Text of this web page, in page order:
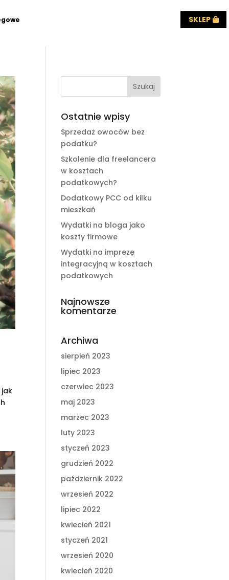
SKLEP
Ostatnie wpisy
Sprzedaż owoców bez
podatku?
Szkolenie dla freelancera
w kosztach
podatkowych?
Dodatkowy PCC od kilku
mieszkań
Wydatki na bloga jako
koszty firmowe
Wydatki na imprezę
integracyjną w kosztach
podatkowych
Najnowsze
komentarze
Archiwa
sierpień 2023
lipiec 2023
czerwiec 2023
maj 2023
marzec 2023
luty 2023
styczeń 2023
grudzień 2022
październik 2022
wrzesień 2022
lipiec 2022
kwiecień 2021
styczeń 2021
wrzesień 2020
kwiecień 2020